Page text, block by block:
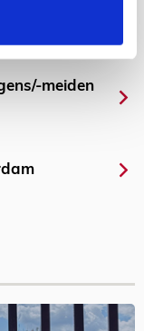
meiden